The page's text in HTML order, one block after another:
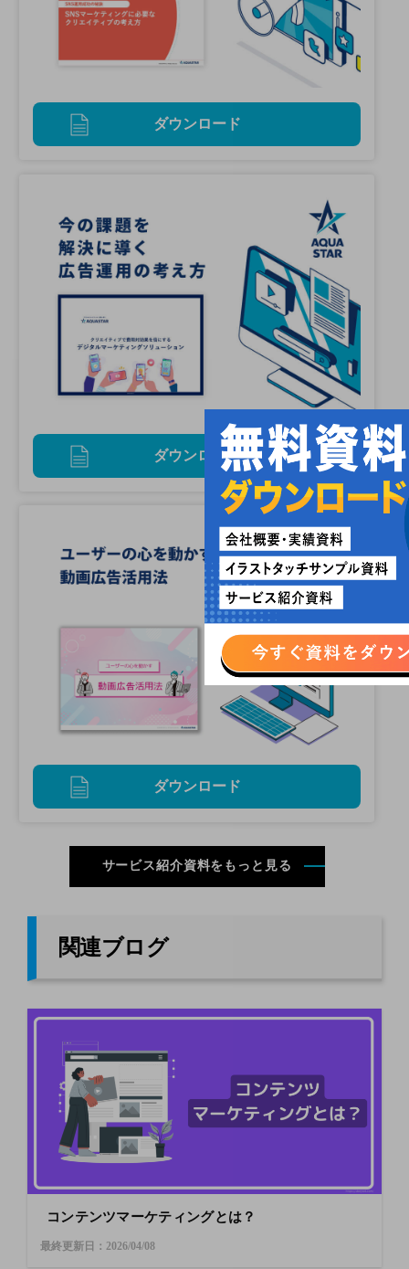
ダウンロード
ダウンロード
ダウンロード
サービス紹介資料をもっと見る
関連ブログ
コンテンツマーケティングとは？
最終更新日：2026/04/08